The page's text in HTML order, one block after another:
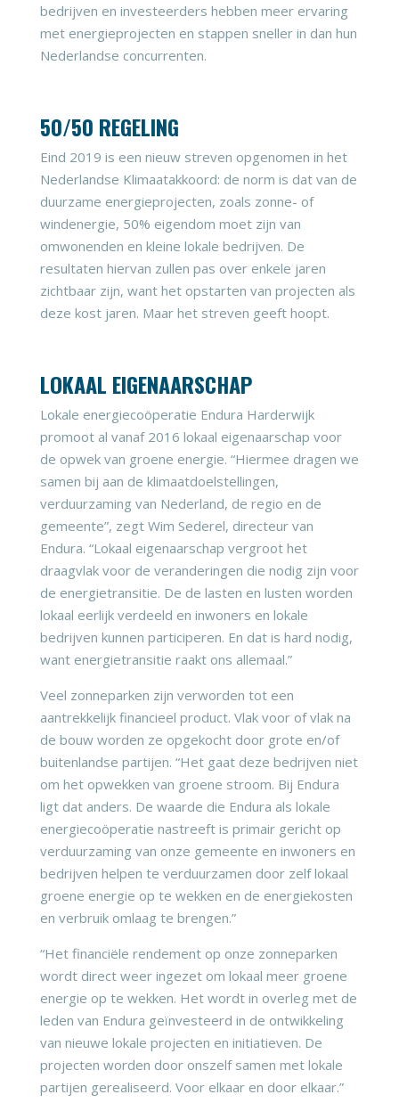
bedrijven en investeerders hebben meer ervaring
met energieprojecten en stappen sneller in dan hun
Nederlandse concurrenten.
50/50 REGELING
Eind 2019 is een nieuw streven opgenomen in het
Nederlandse Klimaatakkoord: de norm is dat van de
duurzame energieprojecten, zoals zonne- of
windenergie, 50% eigendom moet zijn van
omwonenden en kleine lokale bedrijven. De
resultaten hiervan zullen pas over enkele jaren
zichtbaar zijn, want het opstarten van projecten als
deze kost jaren. Maar het streven geeft hoopt.
LOKAAL EIGENAARSCHAP
Lokale energiecoöperatie Endura Harderwijk
promoot al vanaf 2016 lokaal eigenaarschap voor
de opwek van groene energie. “Hiermee dragen we
samen bij aan de klimaatdoelstellingen,
verduurzaming van Nederland, de regio en de
gemeente”, zegt Wim Sederel, directeur van
Endura. “Lokaal eigenaarschap vergroot het
draagvlak voor de veranderingen die nodig zijn voor
de energietransitie. De de lasten en lusten worden
lokaal eerlijk verdeeld en inwoners en lokale
bedrijven kunnen participeren. En dat is hard nodig,
want energietransitie raakt ons allemaal.”
Veel zonneparken zijn verworden tot een
aantrekkelijk financieel product. Vlak voor of vlak na
de bouw worden ze opgekocht door grote en/of
buitenlandse partijen. “Het gaat deze bedrijven niet
om het opwekken van groene stroom. Bij Endura
ligt dat anders. De waarde die Endura als lokale
energiecoöperatie nastreeft is primair gericht op
verduurzaming van onze gemeente en inwoners en
bedrijven helpen te verduurzamen door zelf lokaal
groene energie op te wekken en de energiekosten
en verbruik omlaag te brengen.”
“Het financiële rendement op onze zonneparken
wordt direct weer ingezet om lokaal meer groene
energie op te wekken. Het wordt in overleg met de
leden van Endura geïnvesteerd in de ontwikkeling
van nieuwe lokale projecten en initiatieven. De
projecten worden door onszelf samen met lokale
partijen gerealiseerd. Voor elkaar en door elkaar.”